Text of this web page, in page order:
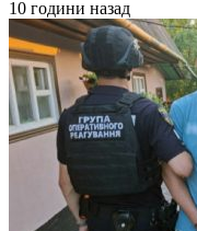
10 години назад